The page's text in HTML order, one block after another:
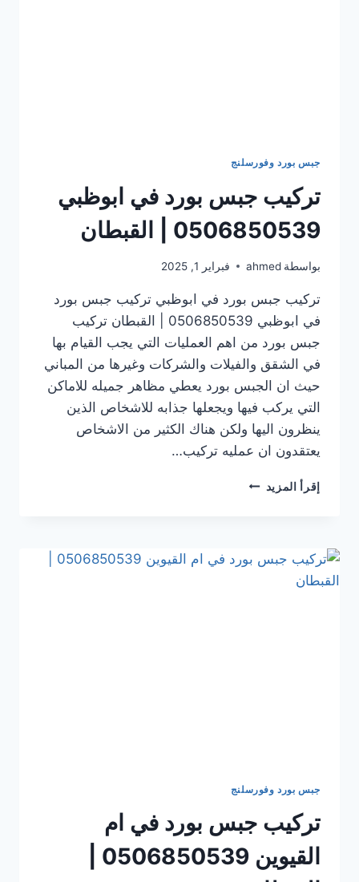
جبس بورد وفورسلنج
تركيب جبس بورد في ابوظبي
0506850539 | القبطان
بواسطة ahmed فبراير 1, 2025
تركيب جبس بورد في ابوظبي تركيب جبس بورد
في ابوظبي 0506850539 | القبطان تركيب
جبس بورد من اهم العمليات التي يجب القيام بها
في الشقق والفيلات والشركات وغيرها من المباني
حيث ان الجبس بورد يعطي مظاهر جميله للاماكن
التي يركب فيها ويجعلها جذابه للاشخاص الذين
ينظرون اليها ولكن هناك الكثير من الاشخاص
يعتقدون ان عمليه تركيب…
إقرأ المزيد تركيب
|
جبس بورد وفورسلنج
تركيب جبس بورد في ام